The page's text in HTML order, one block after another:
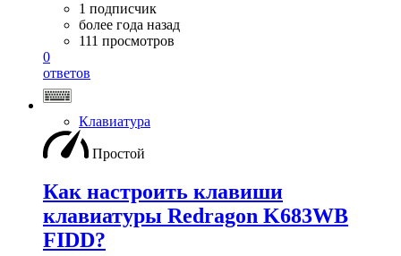
1 подписчик
более года назад
111 просмотров
0
ответов
Клавиатура
Простой
Как настроить клавиши
клавиатуры Redragon K683WB
FIDD?